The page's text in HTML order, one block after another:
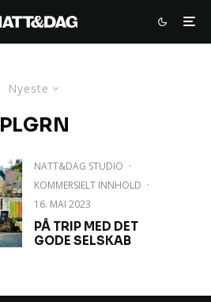
Nyeste
PLGRN
NATT&DAG STUDIO ·
KOMMERSIELT INNHOLD ·
16. MAI 2023
PÅ TRIP MED DET
GODE SELSKAB